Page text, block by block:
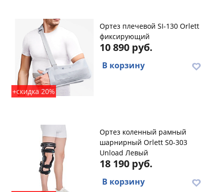
+скидка 20%
Ортез плечевой SI-130 Orlett
фиксирующий
10 890 руб.
В корзину
Ортез коленный рамный
шарнирный Orlett S0-303
Unload Левый
18 190 руб.
В корзину